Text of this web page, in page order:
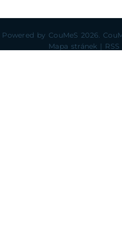
Powered by CouMeS 2026.
Mapa stránek |